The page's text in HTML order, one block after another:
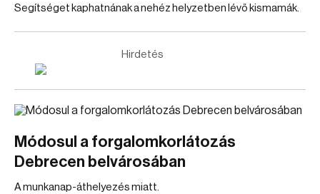
Segítséget kaphatnának a nehéz helyzetben lévő kismamák.
Hirdetés
Módosul a forgalomkorlátozás
Debrecen belvárosában
A munkanap-áthelyezés miatt.